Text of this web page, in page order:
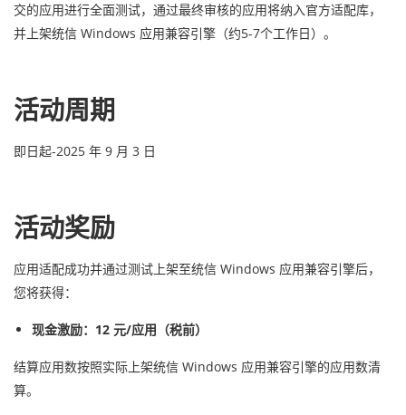
交的应用进行全面测试，通过最终审核的应用将纳入官方适配库，
并上架统信 Windows 应用兼容引擎（约5-7个工作日）。
活动周期
即日起-2025 年 9 月 3 日
活动奖励
应用适配成功并通过测试上架至统信 Windows 应用兼容引擎后，
您将获得：
现金激励：12 元/应用（税前）
结算应用数按照实际上架统信 Windows 应用兼容引擎的应用数清
算。